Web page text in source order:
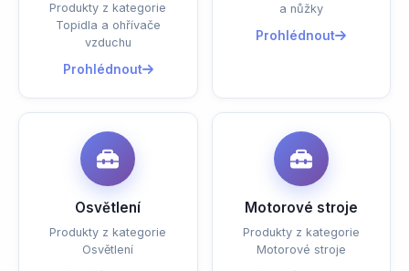
Produkty z kategorie
Topidla a ohřívače
vzduchu
Prohlédnout
a nůžky
Prohlédnout
Osvětlení
Produkty z kategorie
Osvětlení
Motorové stroje
Produkty z kategorie
Motorové stroje